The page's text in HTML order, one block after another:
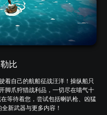
比
着自己的航船征战汪洋！操纵船只
脚爪狩猎战利品，一切尽在喵气十
等待着您，尝试包括喇叭枪、凶猛
新武器与更多内容！